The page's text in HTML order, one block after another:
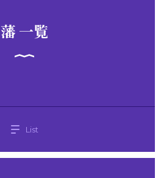
藩 一覧
List